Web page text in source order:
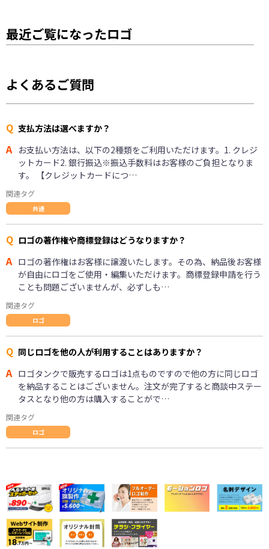
最近ご覧になったロゴ
よくあるご質問
Q 支払方法は選べますか？
A お支払い方法は、以下の2種類をご利用いただけます。1. クレジ
ットカード2. 銀行振込※振込手数料はお客様のご負担となりま
す。 【クレジットカードにつ…
関連タグ
共通
Q ロゴの著作権や商標登録はどうなりますか？
A ロゴの著作権はお客様に譲渡いたします。その為、納品後お客様
が自由にロゴをご使用・編集いただけます。商標登録申請を行う
ことも問題ございませんが、必ずしも…
関連タグ
ロゴ
Q 同じロゴを他の人が利用することはありますか？
A ロゴタンクで販売するロゴは1点ものですので他の方に同じロゴ
を納品することはございません。注文が完了すると商談中ステー
タスとなり他の方は購入することがで…
関連タグ
ロゴ